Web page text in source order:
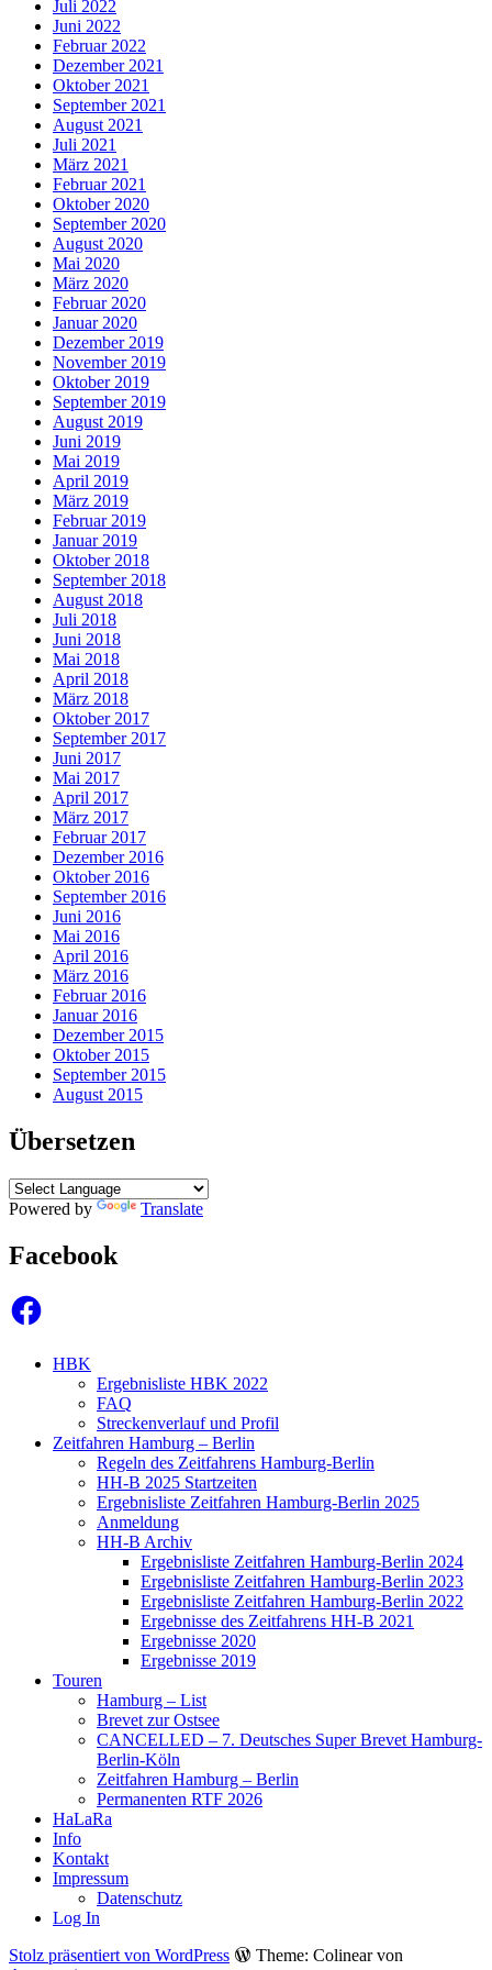
Juli 2022
Juni 2022
Februar 2022
Dezember 2021
Oktober 2021
September 2021
August 2021
Juli 2021
März 2021
Februar 2021
Oktober 2020
September 2020
August 2020
Mai 2020
März 2020
Februar 2020
Januar 2020
Dezember 2019
November 2019
Oktober 2019
September 2019
August 2019
Juni 2019
Mai 2019
April 2019
März 2019
Februar 2019
Januar 2019
Oktober 2018
September 2018
August 2018
Juli 2018
Juni 2018
Mai 2018
April 2018
März 2018
Oktober 2017
September 2017
Juni 2017
Mai 2017
April 2017
März 2017
Februar 2017
Dezember 2016
Oktober 2016
September 2016
Juni 2016
Mai 2016
April 2016
März 2016
Februar 2016
Januar 2016
Dezember 2015
Oktober 2015
September 2015
August 2015
Übersetzen
Powered by Translate
Facebook
Facebook
HBK
Ergebnisliste HBK 2022
FAQ
Streckenverlauf und Profil
Zeitfahren Hamburg – Berlin
Regeln des Zeitfahrens Hamburg-Berlin
HH-B 2025 Startzeiten
Ergebnisliste Zeitfahren Hamburg-Berlin 2025
Anmeldung
HH-B Archiv
Ergebnisliste Zeitfahren Hamburg-Berlin 2024
Ergebnisliste Zeitfahren Hamburg-Berlin 2023
Ergebnisliste Zeitfahren Hamburg-Berlin 2022
Ergebnisse des Zeitfahrens HH-B 2021
Ergebnisse 2020
Ergebnisse 2019
Touren
Hamburg – List
Brevet zur Ostsee
CANCELLED – 7. Deutsches Super Brevet Hamburg-
Berlin-Köln
Zeitfahren Hamburg – Berlin
Permanenten RTF 2026
HaLaRa
Info
Kontakt
Impressum
Datenschutz
Log In
Stolz präsentiert von WordPress
Theme: Colinear von